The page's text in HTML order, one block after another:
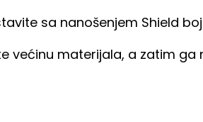
sa nanošenjem Shield
većinu materijala, a zatim